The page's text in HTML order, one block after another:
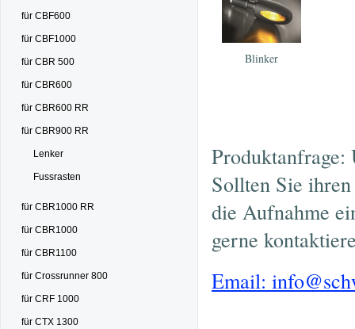
für CBF600
für CBF1000
für CBR 500
für CBR600
für CBR600 RR
für CBR900 RR
Lenker
Fussrasten
für CBR1000 RR
für CBR1000
für CBR1100
für Crossrunner 800
für CRF 1000
für CTX 1300
Blinker
Sollten Sie
die Aufnahme
gerne
Email: